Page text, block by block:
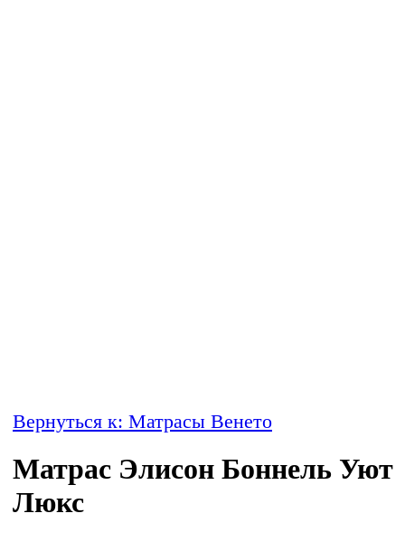
Вернуться к: Матрасы Венето
Матрас Элисон Боннель Уют
Люкс